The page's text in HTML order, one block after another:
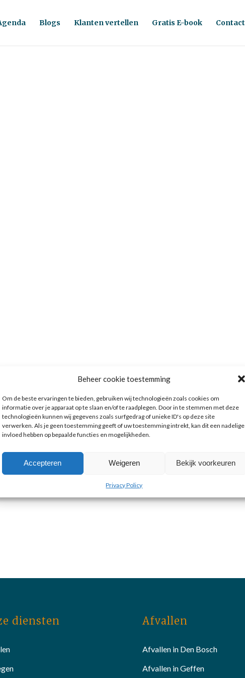
Beheer cookie toestemming
Om de beste ervaringen te bieden, gebruiken wij technologieën zoals cookies om
informatie over je apparaat op te slaan en/of te raadplegen. Door in te stemmen met deze
technologieën kunnen wij gegevens zoals surfgedrag of unieke ID's op deze site
verwerken. Als je geen toestemming geeft of uw toestemming intrekt, kan dit een nadelige
invloed hebben op bepaalde functies en mogelijkheden.
Accepteren Weigeren Bekijk voorkeuren
Privacy Policy
Blogs Klanten vertellen Gratis E-book Contact
diensten Afvallen
Afvallen in Den Bosch
Afvallen in Geffen